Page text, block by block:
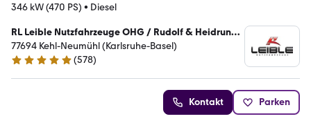
346 kW (470 PS) • Diesel
RL Leible Nutzfahrzeuge OHG / Rudolf & Heidrun
Leible
77694 Kehl-Neumühl (Karlsruhe-Basel)
5 Sterne
(578)
Kontakt Parken